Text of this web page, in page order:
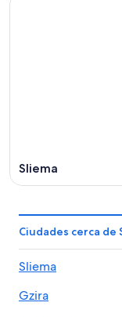
Sliema
Ciudades cerca de
Sliema
Gzira